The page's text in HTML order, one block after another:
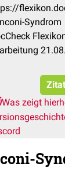
Syndrom
Was zeigt